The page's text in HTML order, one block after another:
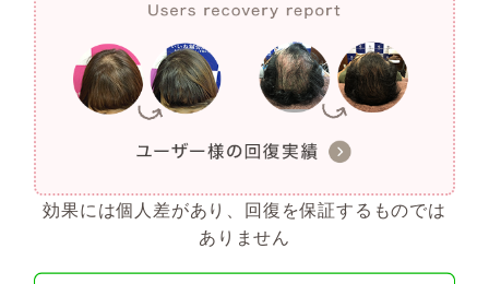
効果には個人差があり、回復を保証するものでは
ありません